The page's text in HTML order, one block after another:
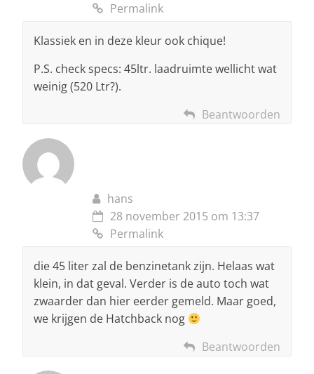
Permalink
Klassiek en in deze kleur ook chique!
P.S. check specs: 45ltr. laadruimte wellicht wat
weinig (520 Ltr?).
Beantwoorden
hans
28 november 2015 om 13:37
Permalink
die 45 liter zal de benzinetank zijn. Helaas wat
klein, in dat geval. Verder is de auto toch wat
zwaarder dan hier eerder gemeld. Maar goed,
we krijgen de Hatchback nog
Beantwoorden